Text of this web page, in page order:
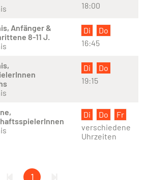
18:00
Anfänger &
8-11 J.
Di
Do
16:45
Di
Do
19:15
Di Do
Fr
verschiedene
Uhrzeiten
1